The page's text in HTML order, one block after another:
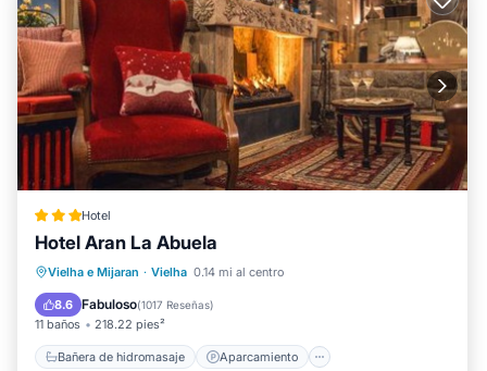
Hotel
Hotel Aran La Abuela
Vielha e Mijaran · Vielha 0.14 mi al centro
8.6 Fabuloso(1017 Reseñas)
11 baños 218.22 pies²
Bañera de hidromasaje Aparcamiento
Bañera de hidromasaje
Aparcamiento
Spa
Esquí